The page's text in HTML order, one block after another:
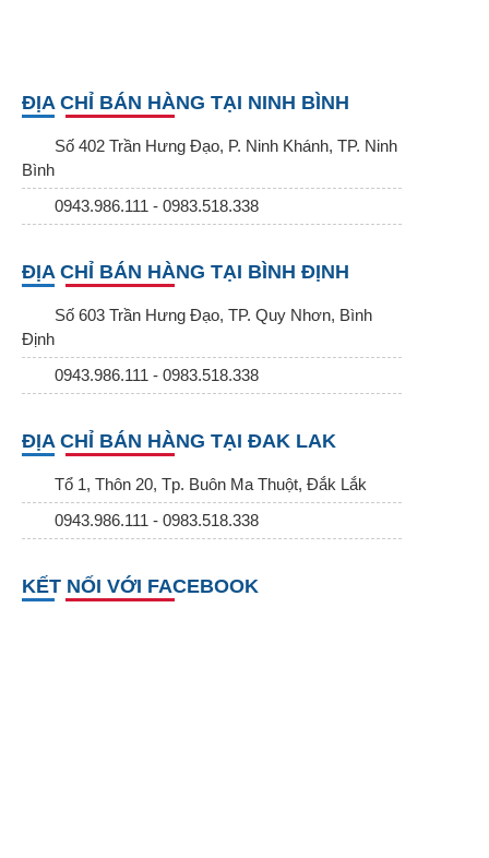
ĐỊA CHỈ BÁN HÀNG TẠI NINH BÌNH
Số 402 Trần Hưng Đạo, P. Ninh Khánh, TP. Ninh
Bình
0943.986.111 - 0983.518.338
ĐỊA CHỈ BÁN HÀNG TẠI BÌNH ĐỊNH
Số 603 Trần Hưng Đạo, TP. Quy Nhơn, Bình
Định
0943.986.111 - 0983.518.338
ĐỊA CHỈ BÁN HÀNG TẠI ĐAK LAK
Tổ 1, Thôn 20, Tp. Buôn Ma Thuột, Đắk Lắk
0943.986.111 - 0983.518.338
KẾT NỐI VỚI FACEBOOK